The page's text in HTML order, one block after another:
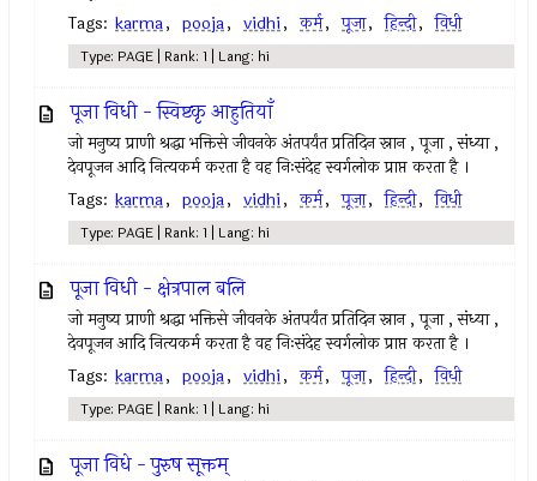
Tags: karma, pooja, vidhi, कर्म, पूजा, हिन्दी, विधी
Type: PAGE | Rank: 1 | Lang: hi
पूजा विधी - स्विष्टकृ आहुतियाँ
जो मनुष्य प्राणी श्रद्धा भक्तिसे जीवनके अंतपर्यंत प्रतिदिन स्नान , पूजा , संध्या ,
देवपूजन आदि नित्यकर्म करता है वह निःसंदेह स्वर्गलोक प्राप्त करता है ।
Tags: karma, pooja, vidhi, कर्म, पूजा, हिन्दी, विधी
Type: PAGE | Rank: 1 | Lang: hi
पूजा विधी - क्षेत्रपाल बलि
जो मनुष्य प्राणी श्रद्धा भक्तिसे जीवनके अंतपर्यंत प्रतिदिन स्नान , पूजा , संध्या ,
देवपूजन आदि नित्यकर्म करता है वह निःसंदेह स्वर्गलोक प्राप्त करता है ।
Tags: karma, pooja, vidhi, कर्म, पूजा, हिन्दी, विधी
Type: PAGE | Rank: 1 | Lang: hi
पूजा विधे - पुरुष सूक्तम्